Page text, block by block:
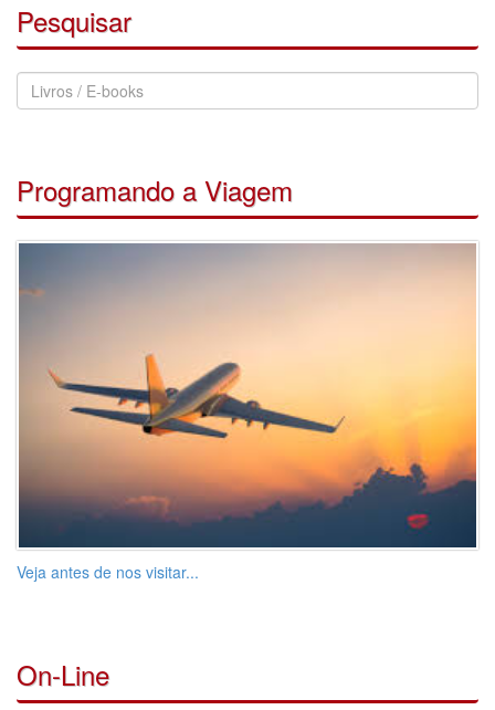
Pesquisar
Pesquisar
Notícias
Programando a Viagem
Veja antes de nos visitar...
On-Line